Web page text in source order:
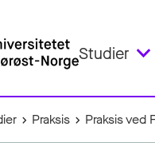
Studier
Praksis Praksis ved